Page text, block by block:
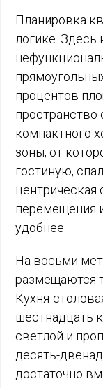
Планировка
логике.
процентов
пространство
компактного
зоны, от
гостиную,
перемещения
удобнее.
На восьми
размещаются
Кухня-
шестнадцать
светлой и
десять-
достаточно